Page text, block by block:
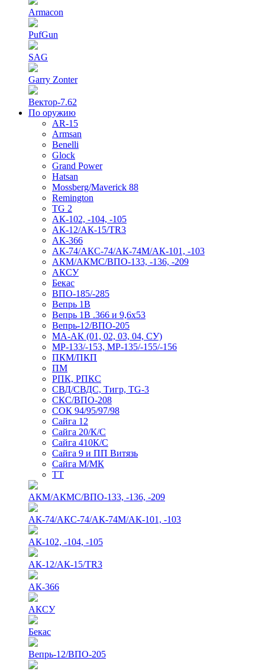
Armacon
PufGun
SAG
Garry Zonter
Вектор-7.62
По оружию
AR-15
Armsan
Benelli
Glock
Grand Power
Hatsan
Mossberg/Maverick 88
Remington
TG 2
АК-102, -104, -105
АК-12/АК-15/TR3
АК-366
АК-74/АКС-74/АК-74М/АК-101, -103
АКМ/АКМС/ВПО-133, -136, -209
АКСУ
Бекас
ВПО-185/-285
Вепрь 1В
Вепрь 1В .366 и 9,6х53
Вепрь-12/ВПО-205
МА-АК (01, 02, 03, 04, СУ)
МР-133/-153, МР-135/-155/-156
ПКМ/ПКП
ПМ
РПК, РПКС
СВД/СВДС, Тигр, TG-3
СКС/ВПО-208
СОК 94/95/97/98
Сайга 12
Сайга 20/К/С
Сайга 410К/С
Сайга 9 и ПП Витязь
Сайга М/МК
ТТ
АКМ/АКМС/ВПО-133, -136, -209
АК-74/АКС-74/АК-74М/АК-101, -103
АК-102, -104, -105
АК-12/АК-15/TR3
АК-366
АКСУ
Бекас
Вепрь-12/ВПО-205